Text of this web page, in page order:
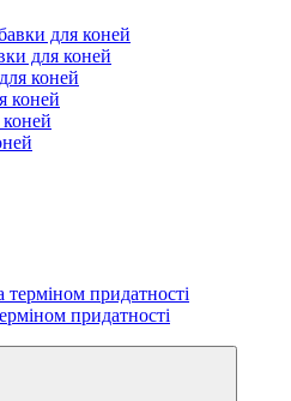
для коней
коней
придатності